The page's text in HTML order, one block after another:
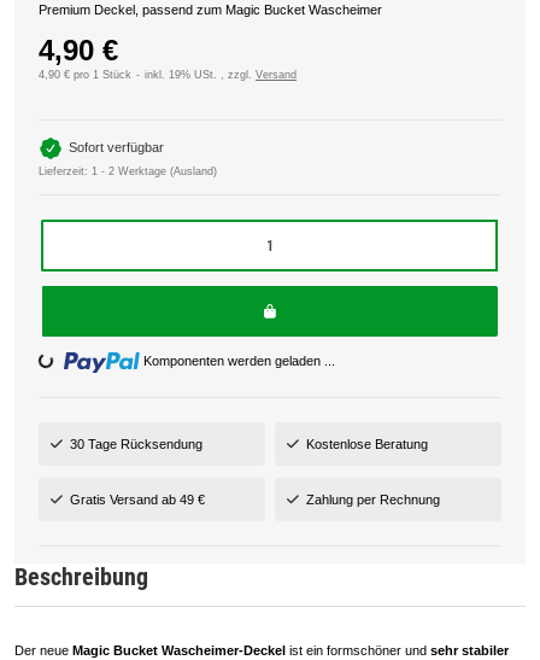
Premium Deckel, passend zum Magic Bucket Wascheimer
4,90 €
4,90 € pro 1 Stück inkl. 19% USt. , zzgl. Versand
Sofort verfügbar
Lieferzeit: 1 - 2 Werktage (Ausland)
Loading... Komponenten werden geladen ...
30 Tage Rücksendung Kostenlose Beratung
Gratis Versand ab 49 € Zahlung per Rechnung
Beschreibung
Der neue Magic Bucket Wascheimer-Deckel ist ein formschöner und sehr stabiler